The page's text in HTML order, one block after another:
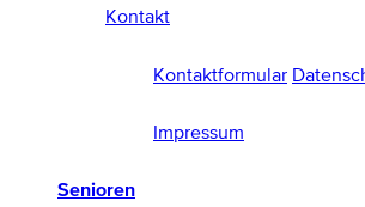
Kontakt
Kontaktformular
Impressum
Senioren